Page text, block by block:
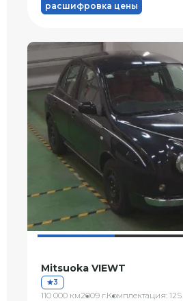
расшифровка цены
Mitsuoka VIEWT
3
110 000 км2009 г.Комплектация: 12S